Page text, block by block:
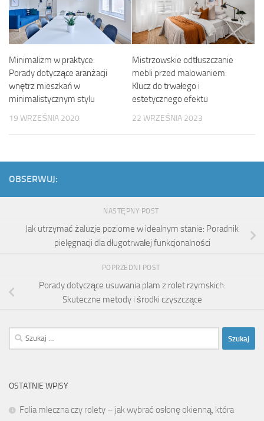
Minimalizm w praktyce:
Porady dotyczące aranżacji
wnętrz mieszkań w
minimalistycznym stylu
19 WRZEŚNIA 2020
Mistrzowskie odtłuszczanie
mebli przed malowaniem:
Klucz do trwałego i
estetycznego efektu
22 WRZEŚNIA 2023
OBSERWUJ:
NASTĘPNY POST
Jak utrzymać żaluzje poziome w idealnym stanie: Poradnik
pielęgnacji dla długotrwałej funkcjonalności
POPRZEDNI POST
Porady dotyczące usuwania plam z rolet rzymskich:
Skuteczne metody i środki czyszczące
Szukaj:
OSTATNIE WPISY
Folia mleczna czy rolety – jak wybrać osłonę okienną, która